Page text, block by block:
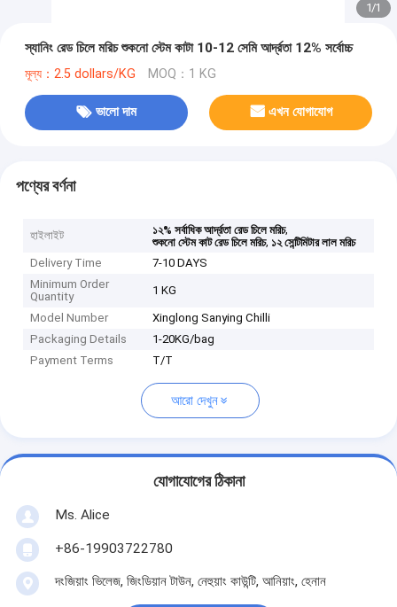
1/1
স্যানিং রেড চিলে মরিচ শুকনো স্টেম কাটা 10-12 সেমি আর্দ্রতা 12% সর্বোচ্চ
মূল্য：2.5 dollars/KG MOQ：1 KG
ভালো দাম এখন যোগাযোগ
পণ্যের বর্ণনা
হাইলাইট ১২% সর্বাধিক আর্দ্রতা রেড চিলে মরিচ,
শুকনো স্টেম কাট রেড চিলে মরিচ, ১২ সেন্টিমিটার লাল মরিচ
Delivery Time
7-10 DAYS
Minimum Order
Quantity
1 KG
Model Number
Xinglong Sanying Chilli
Packaging Details
1-20KG/bag
Payment Terms
T/T
আরো দেখুন
যোগাযোগের ঠিকানা
Ms. Alice
+86-19903722780
দংজিয়াং ভিলেজ, জিংডিয়ান টাউন, নেহুয়াং কাউন্টি, আনিয়াং, হেনান